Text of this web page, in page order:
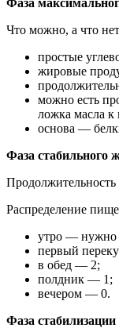
Фаза
Что можно, а что
простые
жировые
можно есть
ложка масла к
основа —
Фаза стабильного
Продолжительность
Распределение
утро — нужно
первый
в обед — 2;
полдник — 1;
вечером — 0.
Фаза стабилизации